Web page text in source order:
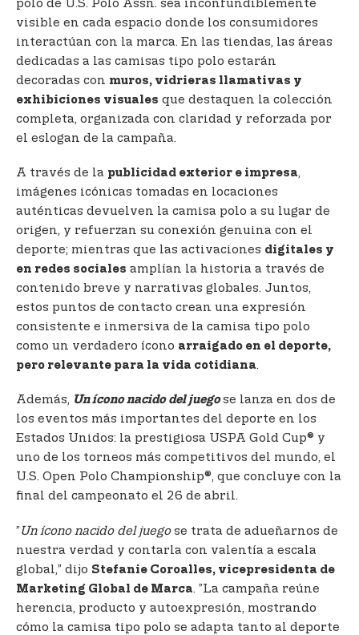
polo de U.S. Polo Assn. sea inconfundiblemente
visible en cada espacio donde los consumidores
interactúan con la marca. En las tiendas, las áreas
dedicadas a las camisas tipo polo estarán
decoradas con muros, vidrieras llamativas y
exhibiciones visuales que destaquen la colección
completa, organizada con claridad y reforzada por
el eslogan de la campaña.
A través de la publicidad exterior e impresa,
imágenes icónicas tomadas en locaciones
auténticas devuelven la camisa polo a su lugar de
origen, y refuerzan su conexión genuina con el
deporte; mientras que las activaciones digitales y
en redes sociales amplían la historia a través de
contenido breve y narrativas globales. Juntos,
estos puntos de contacto crean una expresión
consistente e inmersiva de la camisa tipo polo
como un verdadero ícono arraigado en el deporte,
pero relevante para la vida cotidiana.
Además, Un ícono nacido del juegose lanza en dos de
los eventos más importantes del deporte en los
Estados Unidos: la prestigiosa USPA Gold Cup® y
uno de los torneos más competitivos del mundo, el
U.S. Open Polo Championship®, que concluye con la
final del campeonato el 26 de abril.
”Un ícono nacido del juegose trata de adueñarnos de
nuestra verdad y contarla con valentía a escala
global,” dijo Stefanie Coroalles, vicepresidenta de
Marketing Global de Marca. ”La campaña reúne
herencia, producto y autoexpresión, mostrando
cómo la camisa tipo polo se adapta tanto al deporte